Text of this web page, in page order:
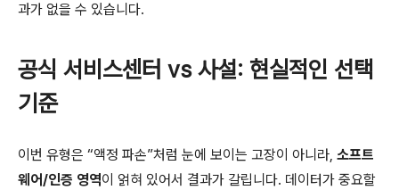
과가 없을 수 있습니다.
공식 서비스센터 vs 사설: 현실적인 선택
기준
이번 유형은 “액정 파손”처럼 눈에 보이는 고장이 아니라, 소프트
웨어/인증 영역이 얽혀 있어서 결과가 갈립니다. 데이터가 중요할